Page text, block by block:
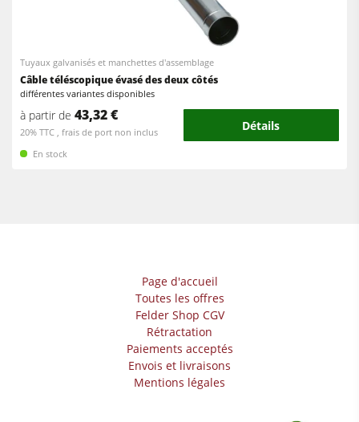
Tuyaux galvanisés et manchettes d'assemblage
Câble téléscopique évasé des deux côtés
différentes variantes disponibles
à partir de 43,32 €
20% TTC , frais de port non inclus Détails
En stock
Page d'accueil
Toutes les offres
Felder Shop CGV
Rétractation
Paiements acceptés
Envois et livraisons
Mentions légales